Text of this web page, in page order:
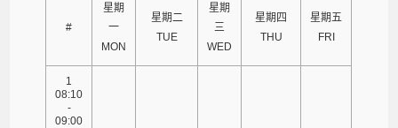
#
星期
一
MON
星期二
TUE
星期
三
WED
星期四
THU
星期五
FRI
1
08:10
-
09:00